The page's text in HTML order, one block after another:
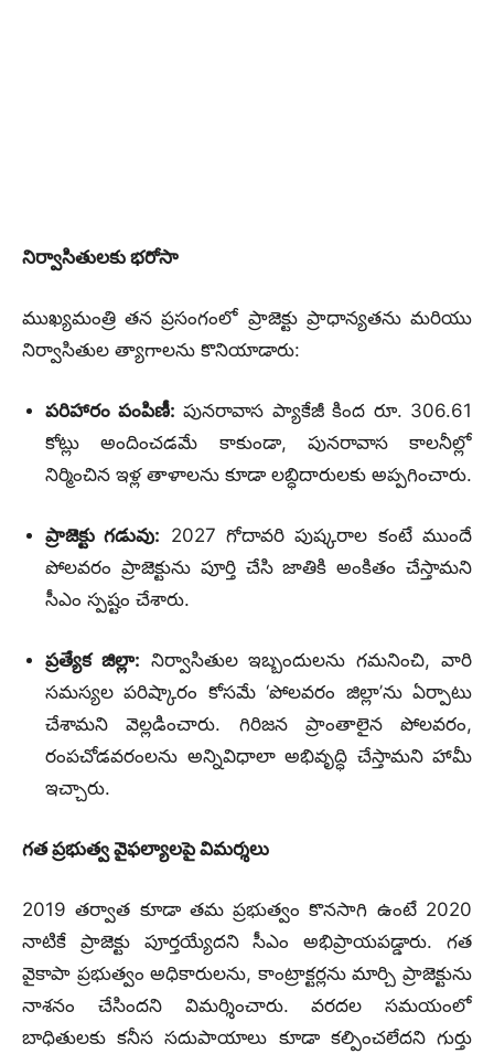
నిర్వాసితులకు భరోసా
ముఖ్యమంత్రి తన ప్రసంగంలో ప్రాజెక్టు ప్రాధాన్యతను మరియు
నిర్వాసితుల త్యాగాలను కొనియాడారు:
పరిహారం పంపిణీ: పునరావాస ప్యాకేజీ కింద రూ. 306.61
కోట్లు అందించడమే కాకుండా, పునరావాస కాలనీల్లో
నిర్మించిన ఇళ్ల తాళాలను కూడా లబ్ధిదారులకు అప్పగించారు.
ప్రాజెక్టు గడువు: 2027 గోదావరి పుష్కరాల కంటే ముందే
పోలవరం ప్రాజెక్టును పూర్తి చేసి జాతికి అంకితం చేస్తామని
సీఎం స్పష్టం చేశారు.
ప్రత్యేక జిల్లా: నిర్వాసితుల ఇబ్బందులను గమనించి, వారి
సమస్యల పరిష్కారం కోసమే ‘పోలవరం జిల్లా’ను ఏర్పాటు
చేశామని వెల్లడించారు. గిరిజన ప్రాంతాలైన పోలవరం,
రంపచోడవరంలను అన్నివిధాలా అభివృద్ధి చేస్తామని హామీ
ఇచ్చారు.
గత ప్రభుత్వ వైఫల్యాలపై విమర్శలు
2019 తర్వాత కూడా తమ ప్రభుత్వం కొనసాగి ఉంటే 2020
నాటికే ప్రాజెక్టు పూర్తయ్యేదని సీఎం అభిప్రాయపడ్డారు. గత
వైకాపా ప్రభుత్వం అధికారులను, కాంట్రాక్టర్లను మార్చి ప్రాజెక్టును
నాశనం చేసిందని విమర్శించారు. వరదల సమయంలో
బాధితులకు కనీస సదుపాయాలు కూడా కల్పించలేదని గుర్తు